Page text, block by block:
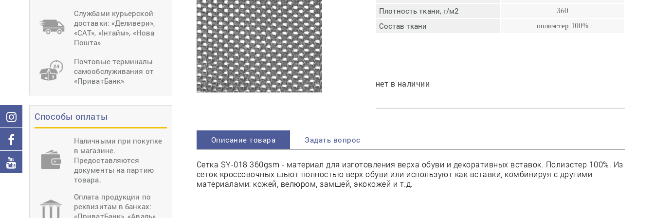
оборудование
Загибка деталей
Вставка фурнитуры
Ерошка подошвы
пучковой части
Увлажнение пятки
Затяжка пяточной
части
Доводка заготовки
Отметка следа
Шершевание следа
Активация клея
Прибивка каблука
пресс
Ампулы
Службами курьерской
доставки: «Деливери»,
«САТ», «Інтайм», «Нова
Пошта»
Почтовые терминалы
самообслуживания от
«ПриватБанк»
Способы оплаты
Наличными при покупке
в магазине.
Предоставляются
документы на партию
товара.
Оплата продукции по
реквизитам в банках:
«ПриватБанк», «Аваль»,
Плотность ткани, г/м2 360
Состав ткани полиэстер 100%
нет в наличии
Описание товара Задать вопрос
Сетка SY-018 360gsm - материал для изготовления верха обуви и декоративных вставок. Полиэстер 100%. Из
сеток кроссовочных шьют полностью верх обуви или используют как вставки, комбинируя с другими
материалами: кожей, велюром, замшей, экокожей и т.д.